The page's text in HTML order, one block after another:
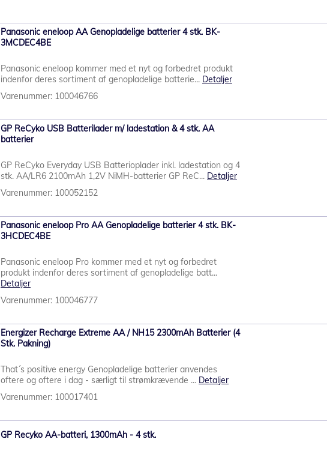
Panasonic eneloop AA Genopladelige batterier 4 stk. BK-
3MCDEC4BE
Panasonic eneloop kommer med et nyt og forbedret produkt
indenfor deres sortiment af genopladelige batterie... Detaljer
Varenummer: 100046766
GP ReCyko USB Batterilader m/ ladestation & 4 stk. AA
batterier
GP ReCyko Everyday USB Batterioplader inkl. ladestation og 4
stk. AA/LR6 2100mAh 1,2V NiMH-batterier GP ReC... Detaljer
Varenummer: 100052152
Panasonic eneloop Pro AA Genopladelige batterier 4 stk. BK-
3HCDEC4BE
Panasonic eneloop Pro kommer med et nyt og forbedret
produkt indenfor deres sortiment af genopladelige batt...
Detaljer
Varenummer: 100046777
Energizer Recharge Extreme AA / NH15 2300mAh Batterier (4
Stk. Pakning)
That´s positive energy Genopladelige batterier anvendes
oftere og oftere i dag - særligt til strømkrævende ... Detaljer
Varenummer: 100017401
GP Recyko AA-batteri, 1300mAh - 4 stk.